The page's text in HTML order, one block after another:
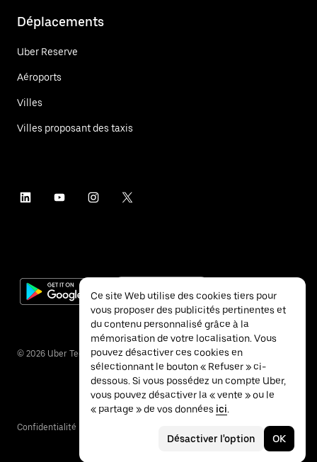
Déplacements
Uber Reserve
Aéroports
Villes
Villes proposant des taxis
© 2026 Uber Technologies Inc.
Confidentialité
Ce site Web utilise des cookies tiers pour
vous proposer des publicités pertinentes et
du contenu personnalisé grâce à la
mémorisation de votre localisation. Vous
pouvez désactiver ces cookies en
sélectionnant le bouton « Refuser » ci-
dessous. Si vous possédez un compte Uber,
vous pouvez désactiver la « vente » ou le
« partage » de vos données ici.
Désactiver l'option OK